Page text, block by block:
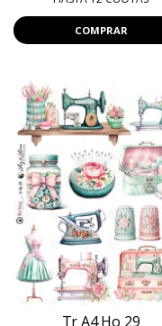
COMPRAR
Tr A4 Ho 29